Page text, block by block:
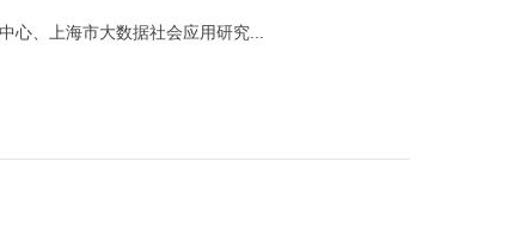
、上海市大数据社会应用研究...